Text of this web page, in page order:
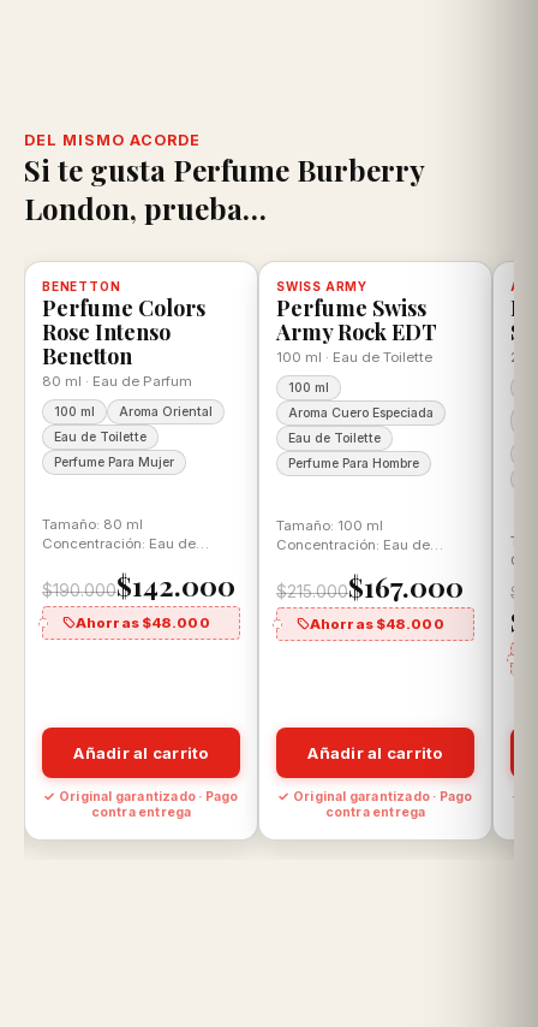
DEL MISMO ACORDE
Si te gusta Perfume Burberry
London, prueba…
Disponible, con descuentoDisponible, con descuento
-25%
BENETTON
Perfume Colors
Rose Intenso
Benetton
80 ml · Eau de Parfum
100 ml
Aroma Oriental
Eau de Toilette
Perfume Para Mujer
Tamaño: 80 ml
Concentración: Eau de
Gourmand
$190.000$142.000
Ahorras $48.000
Añadir al carrito
✓ Original garantizado · Pago
contra entrega
-22%
SWISS ARMY
Perfume Swiss
Army Rock EDT
100 ml · Eau de Toilette
100 ml
Aroma Cuero Especiada
Eau de Toilette
Perfume Para Hombre
Tamaño: 100 ml
Concentración: Eau de
Especiado
$215.000$167.000
Ahorras $48.000
Añadir al carrito
✓ Original garantizado · Pago
contra entrega
✓